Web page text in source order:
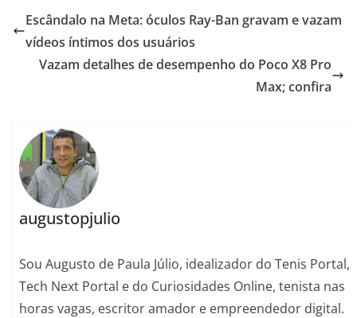
Escândalo na Meta: óculos Ray-Ban gravam e vazam
vídeos íntimos dos usuários
Vazam detalhes de desempenho do Poco X8 Pro
Max; confira
augustopjulio
Sou Augusto de Paula Júlio, idealizador do Tenis Portal,
Tech Next Portal e do Curiosidades Online, tenista nas
horas vagas, escritor amador e empreendedor digital.